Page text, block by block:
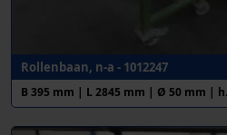
Rollenbaan, n-a - 1012247
B 395 mm | L 2845 mm | Ø 50 mm |